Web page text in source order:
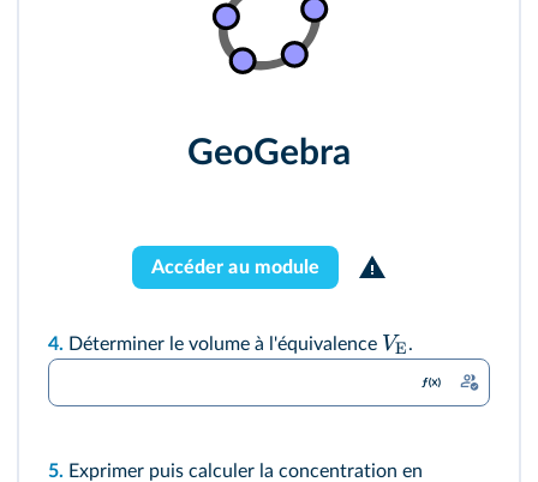
GeoGebra
Accéder au module
4. Déterminer le volume à l'équivalence VE.
5. Exprimer puis calculer la concentration en